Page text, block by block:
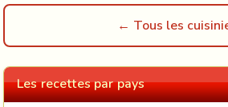
← Tous les
Les recettes par pays